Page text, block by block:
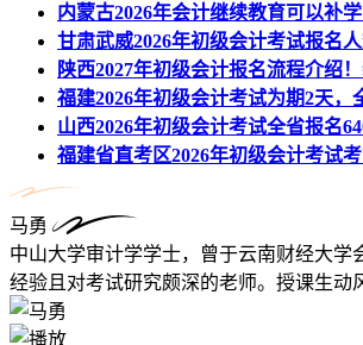
内蒙古2026年会计继续教育可以补
甘肃武威2026年初级会计考试报名
陕西2027年初级会计报名流程介绍
福建2026年初级会计考试为期2天，
山西2026年初级会计考试全省报名
福建省直考区2026年初级会计考试
马勇
中山大学审计学学士，曾于云南财经大学
经验且对考试研究颇深的老师。授课生动